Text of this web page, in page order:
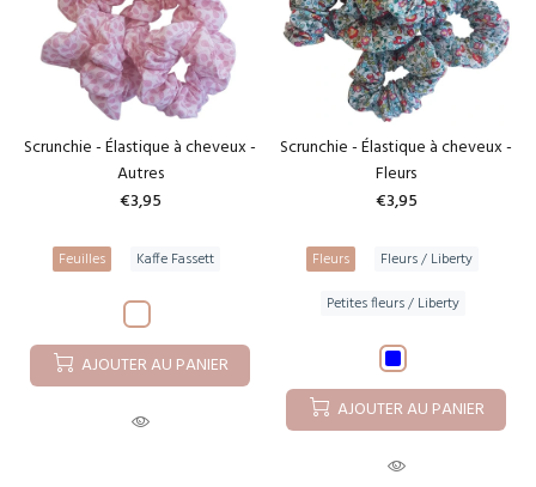
Scrunchie - Élastique à cheveux -
Autres
€3,95
Feuilles Kaffe Fassett
AJOUTER AU PANIER
Scrunchie - Élastique à cheveux -
Fleurs
€3,95
Fleurs
Fleurs / Liberty
Petites fleurs / Liberty
AJOUTER AU PANIER